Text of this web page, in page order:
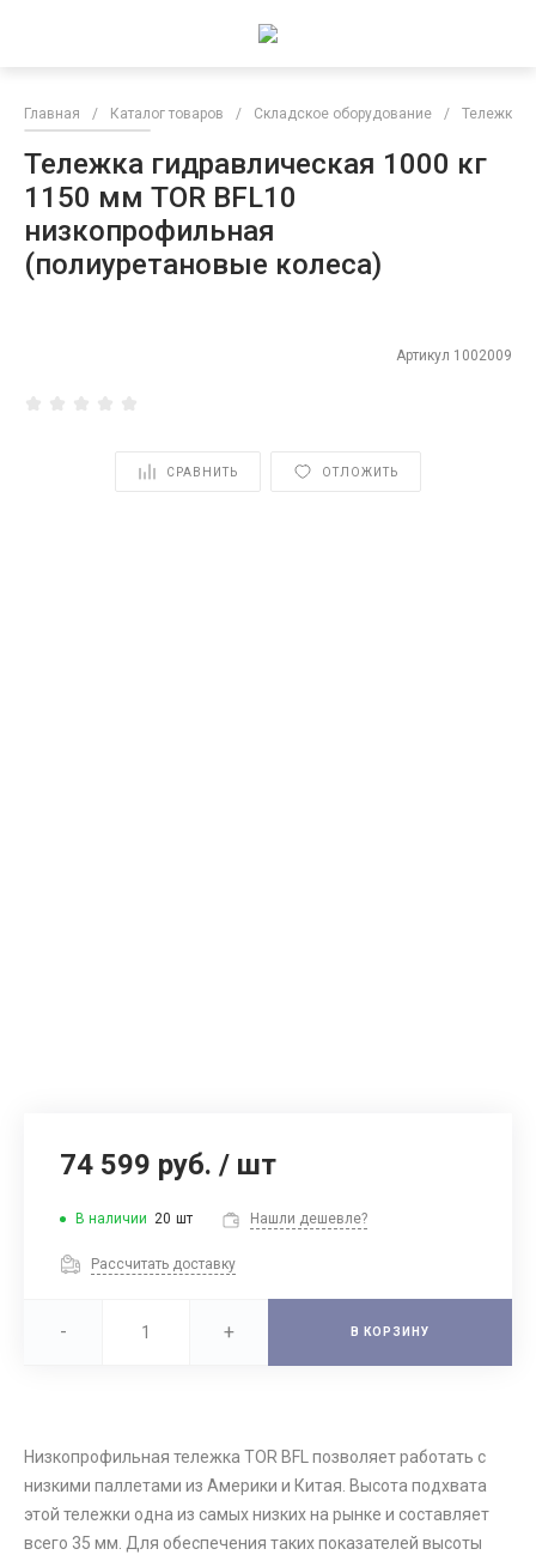
Главная / Каталог товаров / Складское оборудование / Тележки
Тележка гидравлическая 1000 кг
1150 мм TOR BFL10
низкопрофильная
(полиуретановые колеса)
Артикул 1002009
СРАВНИТЬ ОТЛОЖИТЬ
74 599 руб. / шт
В наличии 20 шт Нашли дешевле?
Рассчитать доставку
- + В КОРЗИНУ
Низкопрофильная тележка TOR BFL позволяет работать с
низкими паллетами из Америки и Китая. Высота подхвата
этой тележки одна из самых низких на рынке и составляет
всего 35 мм. Для обеспечения таких показателей высоты